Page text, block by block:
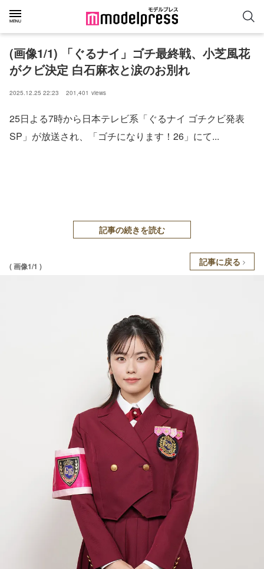
(画像1/1) 「ぐるナイ」ゴチ最終戦、小芝風花
がクビ決定 白石麻衣と涙のお別れ
2025.12.25 22:23 201,401 views
25日よる7時から日本テレビ系「ぐるナイ ゴチクビ発表
SP」が放送され、「ゴチになります！26」にて...
記事の続きを読む
( 画像1/1 ) 記事に戻る